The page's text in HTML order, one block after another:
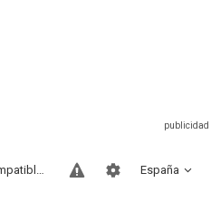
España
Sitios compatibles